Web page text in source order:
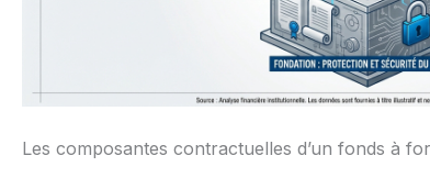
Les composantes contractuelles d’un fonds à